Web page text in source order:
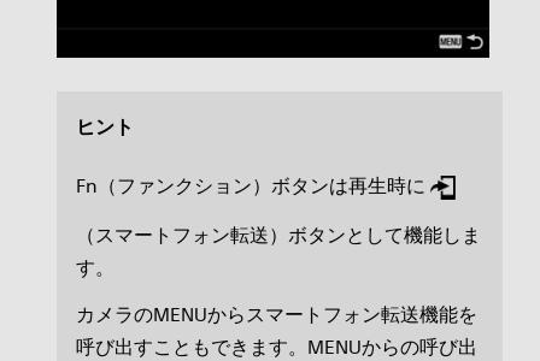
ヒント
Fn（ファンクション）ボタンは再生時に
（スマートフォン転送）ボタンとして機能しま
す。
カメラのMENUからスマートフォン転送機能を
呼び出すこともできます。MENUからの呼び出